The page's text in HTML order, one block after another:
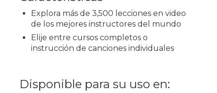
Explora más de 3,500 lecciones en video
de los mejores instructores del mundo
Elije entre cursos completos o
instrucción de canciones individuales
Disponible para su uso en: